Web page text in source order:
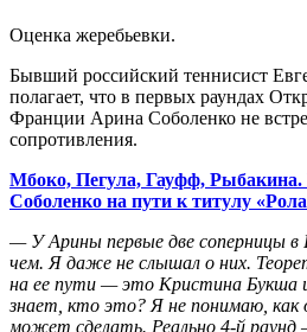
Оценка жеребьевки.
Бывший российский теннисист
полагает, что в первых раундах
Франции Арина Соболенко не
сопротивления.
Мбоко, Пегула, Гауфф,
Соболенко на пути к титулу
— У Арины первые две соперницы
чем. Я даже не слышал о них.
на ее пути — это Кристина Букша
знает, кто это? Я не понимаю, как
может сделать. Реально 4-й раунд